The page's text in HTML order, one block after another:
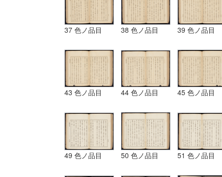
37 色ノ品目 38 色ノ品目 39 色ノ品目
43 色ノ品目 44 色ノ品目 45 色ノ品目
49 色ノ品目 50 色ノ品目 51 色ノ品目